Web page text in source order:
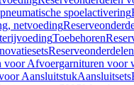
spoelactivering
netvoeding
Toebehoren
voor Afvoergarnituren voor
AansluitstukAansluitsets